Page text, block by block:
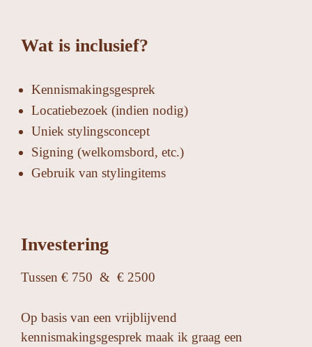
Wat is inclusief?
Kennismakingsgesprek
Locatiebezoek (indien nodig)
Uniek stylingsconcept
Signing (welkomsbord, etc.)
Gebruik van stylingitems
Investering
Tussen € 750 & € 2500
Op basis van een vrijblijvend
kennismakingsgesprek maak ik graag een